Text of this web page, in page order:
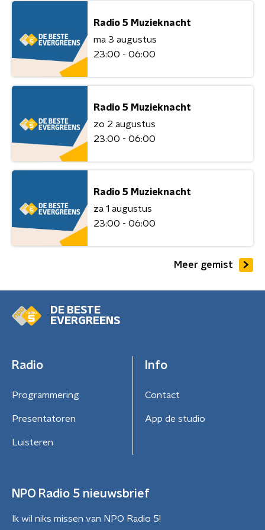
Radio 5 Muzieknacht
ma 3 augustus
23:00 - 06:00
Radio 5 Muzieknacht
zo 2 augustus
23:00 - 06:00
Radio 5 Muzieknacht
za 1 augustus
23:00 - 06:00
Meer gemist
DE BESTE
EVERGREENS
Radio
Programmering
Presentatoren
Luisteren
Info
Contact
App de studio
NPO Radio 5 nieuwsbrief
Ik wil niks missen van NPO Radio 5!